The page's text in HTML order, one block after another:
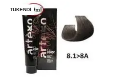
TÜKENDI